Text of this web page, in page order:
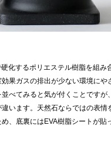
化するポリエステル樹脂を組み
果ガスの排出が少ない環境にや
べてみると気が付くことですが
います。天然石ならではの表情
、底裏にはEVA樹脂シートが貼